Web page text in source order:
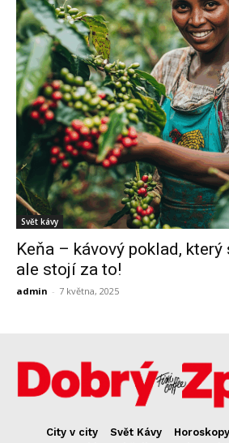
Svět kávy
Keňa – kávový poklad,
ale stojí za to!
admin - 7 května, 2025
City v city Svět Kávy Horoskopy